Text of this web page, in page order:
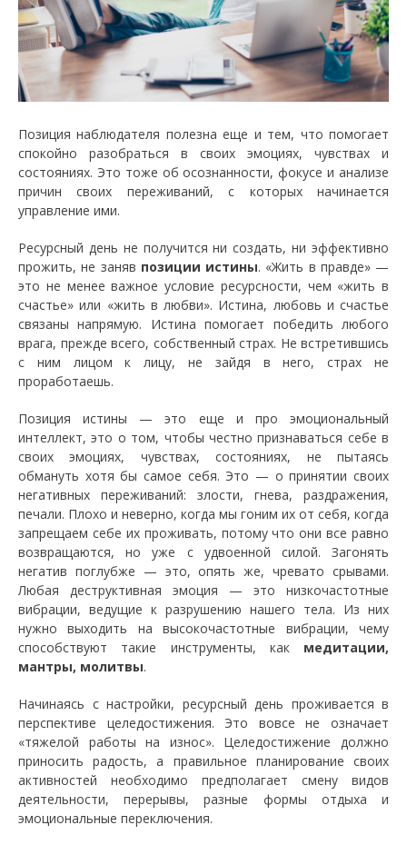
Позиция наблюдателя полезна еще и тем, что помогает
спокойно разобраться в своих эмоциях, чувствах и
состояниях. Это тоже об осознанности, фокусе и анализе
причин своих переживаний, с которых начинается
управление ими.
Ресурсный день не получится ни создать, ни эффективно
прожить, не заняв позиции истины. «Жить в правде» —
это не менее важное условие ресурсности, чем «жить в
счастье» или «жить в любви». Истина, любовь и счастье
связаны напрямую. Истина помогает победить любого
врага, прежде всего, собственный страх. Не встретившись
с ним лицом к лицу, не зайдя в него, страх не
проработаешь.
Позиция истины — это еще и про эмоциональный
интеллект, это о том, чтобы честно признаваться себе в
своих эмоциях, чувствах, состояниях, не пытаясь
обмануть хотя бы самое себя. Это — о принятии своих
негативных переживаний: злости, гнева, раздражения,
печали. Плохо и неверно, когда мы гоним их от себя, когда
запрещаем себе их проживать, потому что они все равно
возвращаются, но уже с удвоенной силой. Загонять
негатив поглубже — это, опять же, чревато срывами.
Любая деструктивная эмоция — это низкочастотные
вибрации, ведущие к разрушению нашего тела. Из них
нужно выходить на высокочастотные вибрации, чему
способствуют такие инструменты, как медитации,
мантры, молитвы.
Начинаясь с настройки, ресурсный день проживается в
перспективе целедостижения. Это вовсе не означает
«тяжелой работы на износ». Целедостижение должно
приносить радость, а правильное планирование своих
активностей необходимо предполагает смену видов
деятельности, перерывы, разные формы отдыха и
эмоциональные переключения.